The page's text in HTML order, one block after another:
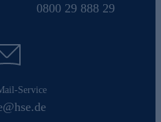
0800 29 888 29
Service